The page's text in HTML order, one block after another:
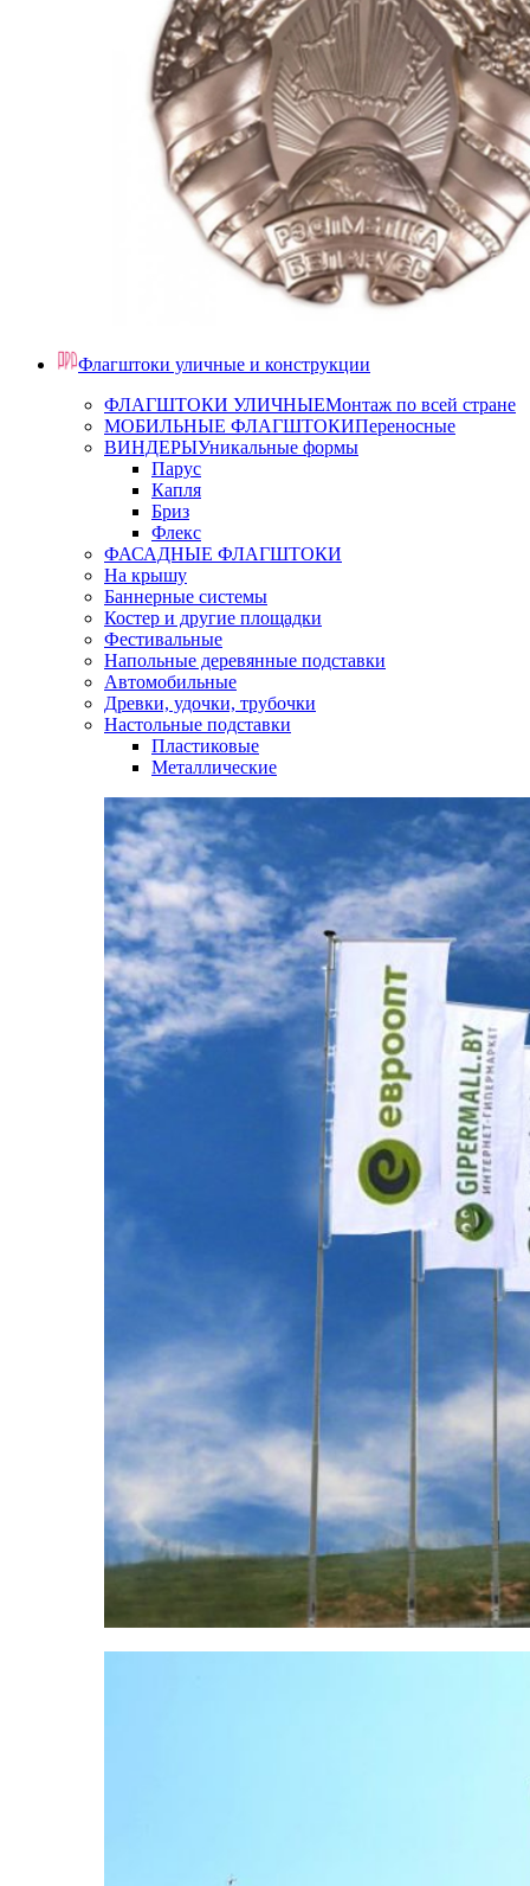
Флагштоки уличные и конструкции
ФЛАГШТОКИ УЛИЧНЫЕМонтаж по всей стране
МОБИЛЬНЫЕ ФЛАГШТОКИПереносные
ВИНДЕРЫУникальные формы
Парус
Капля
Бриз
Флекс
ФАСАДНЫЕ ФЛАГШТОКИ
На крышу
Баннерные системы
Костер и другие площадки
Фестивальные
Напольные деревянные подставки
Автомобильные
Древки, удочки, трубочки
Настольные подставки
Пластиковые
Металлические